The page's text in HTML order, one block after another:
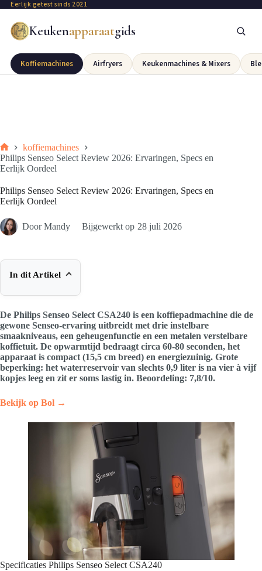
Eerlijk getest sinds 2021
Keukenapparaatgids
Koffiemachines Airfryers Keukenmachines & Mixers
koffiemachines
Philips Senseo Select Review 2026: Ervaringen, Specs en
Eerlijk Oordeel
Philips Senseo Select Review 2026: Ervaringen, Specs en
Eerlijk Oordeel
Door Mandy Bijgewerkt op 28 juli 2026
In dit Artikel
De Philips Senseo Select CSA240 is een koffiepadmachine die de
gewone Senseo-ervaring uitbreidt met drie instelbare
smaakniveaus, een geheugenfunctie en een metalen verstelbare
koffietuit. De opwarmtijd bedraagt circa 60-80 seconden, het
apparaat is compact (15,5 cm breed) en energiezuinig. Grote
beperking: het waterreservoir van slechts 0,9 liter is na vier à vijf
kopjes leeg en zit er soms lastig in. Beoordeling: 7,8/10.
Bekijk op Bol →
Specificaties Philips Senseo Select CSA240